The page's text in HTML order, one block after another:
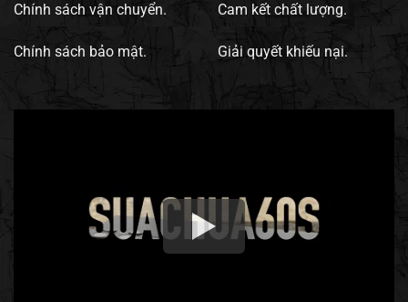
Chính sách vận chuyển.
Chính sách bảo mật.
Cam kết chất lượng.
Giải quyết khiếu nại.